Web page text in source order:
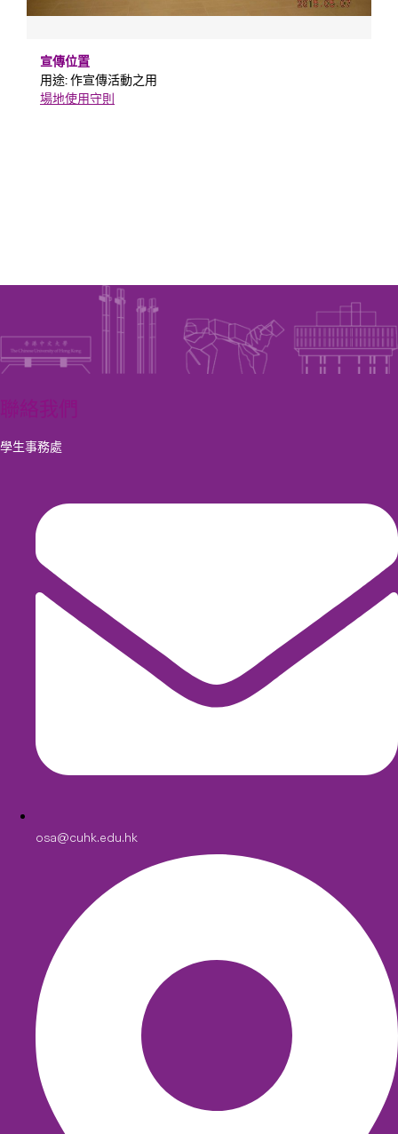
宣傳位置
用途: 作宣傳活動之用
場地使用守則
學生事務處
osa@cuhk.edu.hk